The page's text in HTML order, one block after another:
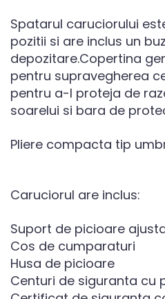
Spatarul caruciorului
pozitii si are inclus un
depozitare.Copertina
pentru supravegherea
pentru a-l proteja de
soarelui si bara de
Pliere compacta tip
Caruciorul are inclus:
Suport de picioare
Cos de cumparaturi
Husa de picioare
Centuri de siguranta cu